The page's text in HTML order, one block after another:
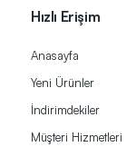
Hızlı Erişim
Anasayfa
Yeni Ürünler
İndirimdekiler
Müşteri Hizmetleri